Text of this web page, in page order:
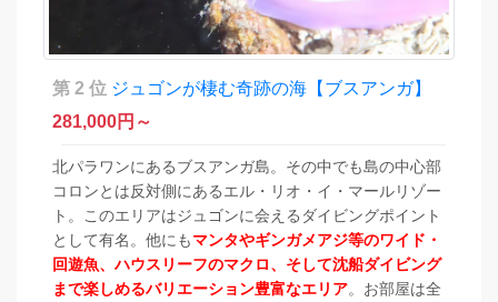
第 2 位 ジュゴンが棲む奇跡の海【ブスアンガ】
281,000円～
北パラワンにあるブスアンガ島。その中でも島の中心部
コロンとは反対側にあるエル・リオ・イ・マールリゾー
ト。このエリアはジュゴンに会えるダイビングポイント
として有名。他にもマンタやギンガメアジ等のワイド・
回遊魚、ハウスリーフのマクロ、そして沈船ダイビング
まで楽しめるバリエーション豊富なエリア。お部屋は全